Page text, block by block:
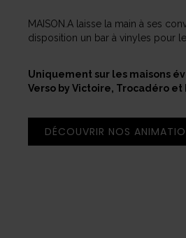
MAISON.A laisse la main à ses
disposition un bar à vinyles pour
Uniquement sur les maisons
Verso by Victoire, Trocadéro et
DÉCOUVRIR NOS